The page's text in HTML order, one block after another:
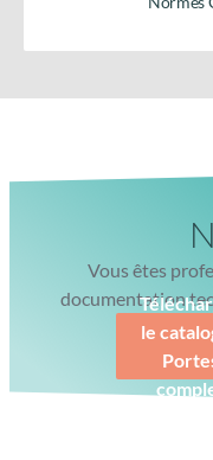
Vous êtes
documentation
le